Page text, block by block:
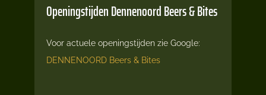
Openingstijden Dennenoord Beers & Bites
Voor actuele openingstijden zie Google:
DENNENOORD Beers & Bites